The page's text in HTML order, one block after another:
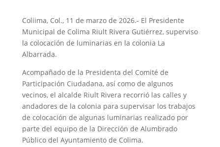
Coliima, Col., 11 de marzo de 2026.- El Presidente
Municipal de Colima Riult Rivera Gutiérrez, superviso
la colocación de luminarias en la colonia La
Albarrada.
Acompañado de la Presidenta del Comité de
Participación Ciudadana, así como de algunos
vecinos, el alcalde Riult Rivera recorrió las calles y
andadores de la colonia para supervisar los trabajos
de colocación de algunas luminarias realizado por
parte del equipo de la Dirección de Alumbrado
Público del Ayuntamiento de Colima.